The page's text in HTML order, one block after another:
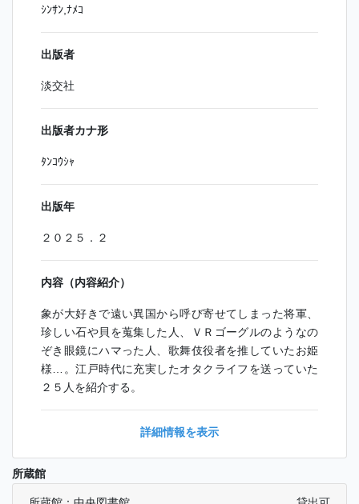
ｼﾝｻﾝ,ﾅﾒｺ
出版者
淡交社
出版者カナ形
ﾀﾝｺｳｼｬ
出版年
２０２５．２
内容（内容紹介）
象が大好きで遠い異国から呼び寄せてしまった将軍、
珍しい石や貝を蒐集した人、ＶＲゴーグルのようなの
ぞき眼鏡にハマった人、歌舞伎役者を推していたお姫
様…。江戸時代に充実したオタクライフを送っていた
２５人を紹介する。
詳細情報を表示
所蔵館